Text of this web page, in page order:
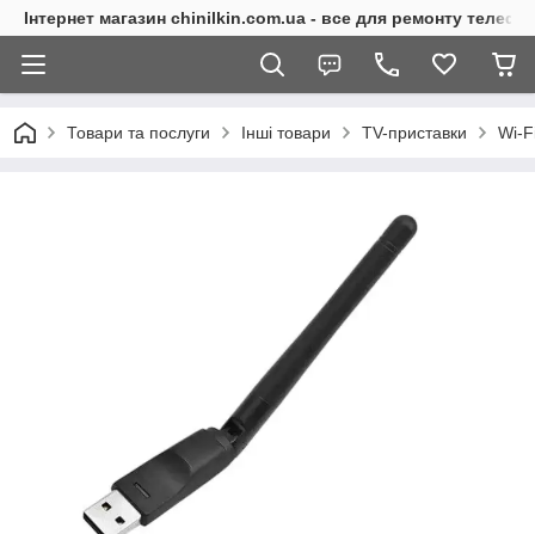
Інтернет магазин chinilkin.com.ua - все для ремонту
Товари та послуги Інші товари TV-приставки Wi-